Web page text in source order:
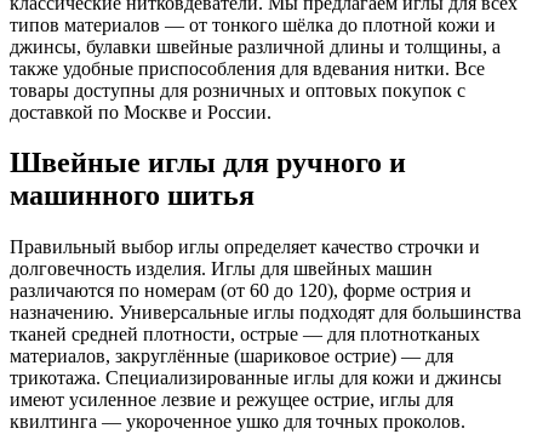
типов материалов — от тонкого шёлка до плотной кожи и
джинсы, булавки швейные различной длины и толщины, а
также удобные приспособления для вдевания нитки. Все
товары доступны для розничных и оптовых покупок с
доставкой по Москве и России.
Швейные иглы для ручного и
машинного шитья
Правильный выбор иглы определяет качество строчки и
долговечность изделия. Иглы для швейных машин
различаются по номерам (от 60 до 120), форме острия и
назначению. Универсальные иглы подходят для большинства
тканей средней плотности, острые — для плотнотканых
материалов, закруглённые (шариковое острие) — для
трикотажа. Специализированные иглы для кожи и джинсы
имеют усиленное лезвие и режущее острие, иглы для
квилтинга — укороченное ушко для точных проколов.